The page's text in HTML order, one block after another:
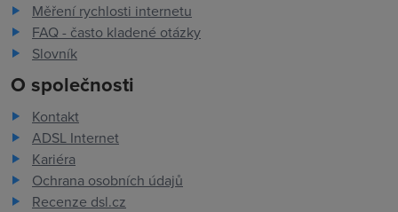
Měření rychlosti internetu
FAQ - často kladené otázky
Slovník
O společnosti
Kontakt
ADSL Internet
Kariéra
Ochrana osobních údajů
Recenze dsl.cz